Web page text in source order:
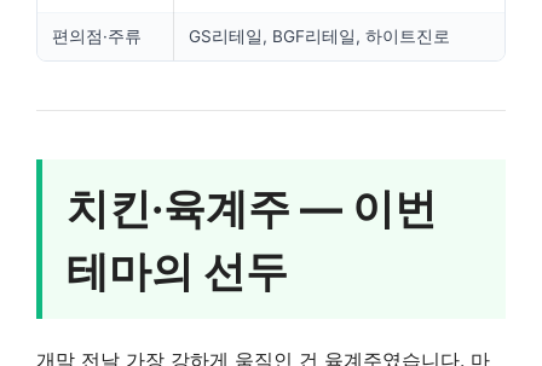
편의점·주류 GS리테일, BGF리테일, 하이트진로
치킨·육계주 — 이번
테마의 선두
개막 전날 가장 강하게 움직인 건 육계주였습니다. 마